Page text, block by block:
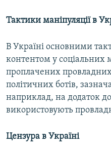
Тактики маніпуляції в
В Україні основними
контентом у
проплачених
політичних ботів,
наприклад, на додаток
використовують
Цензура в Україні